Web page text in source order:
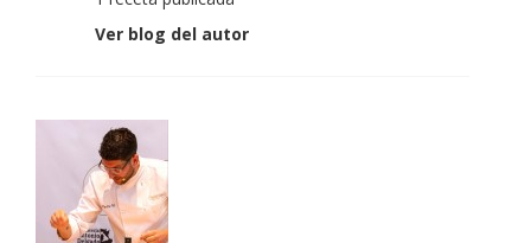
Ver blog del autor